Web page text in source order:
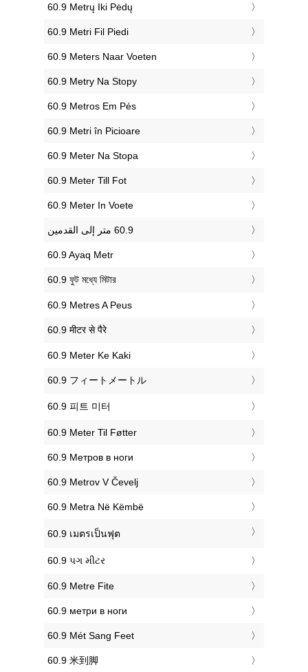
‎60.9 Metrų Iki Pėdų
‎60.9 Metri Fil Piedi
‎60.9 Meters Naar Voeten
‎60.9 Metry Na Stopy
‎60.9 Metros Em Pés
‎60.9 Metri în Picioare
‎60.9 Meter Na Stopa
‎60.9 Meter Till Fot
‎60.9 Meter In Voete
‎60.9 Ayaq Metr
‎60.9 ফুট মধ্যে মিটার
‎60.9 Metres A Peus
‎60.9 मीटर से पैरे
‎60.9 Meter Ke Kaki
‎60.9 フィートメートル
‎60.9 피트 미터
‎60.9 Meter Til Føtter
‎60.9 Метров в ноги
‎60.9 Metrov V Čevelj
‎60.9 Metra Në Këmbë
‎60.9 เมตรเป็นฟุต
‎60.9 પગ મીટર
‎60.9 Metre Fite
‎60.9 метри в ноги
‎60.9 Mét Sang Feet
‎60.9 米到脚